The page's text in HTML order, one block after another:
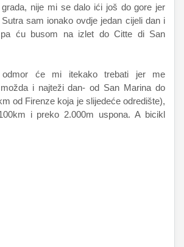
nije mi se dalo ići još do gore jer
sam ionako ovdje jedan cijeli dan i
pa ću busom na izlet do Citte di San
odmor će mi itekako trebati jer me
i najteži dan- od San Marina do
od Firenze koja je slijedeće odredište),
i preko 2.000m uspona. A bicikl